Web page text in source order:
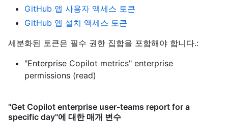
GitHub 앱 사용자 액세스 토큰
GitHub 앱 설치 액세스 토큰
세분화된 토큰은 필수 권한 집합을 포함해야 합니다.:
"Enterprise Copilot metrics" enterprise
permissions (read)
"Get Copilot enterprise user-teams report for a
specific day"에 대한 매개 변수